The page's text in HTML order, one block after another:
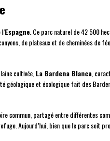
Espagne . Ce parc naturel de 42 500
de plateaux et de cheminées de
cultivée, La Bardena Blanca ,
géologique et écologique fait des
commun, partagé entre différentes
Aujourd’hui, bien que le parc soit